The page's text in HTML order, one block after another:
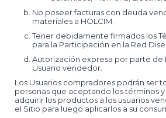
No poseer facturas con deuda
materiales a HOLCIM.
Tener debidamente firmados los
para la Participación en la Red
Autorización expresa por parte de
Usuario vendedor.
Los Usuarios compradores podrán ser
personas que aceptando los términos
adquirir los productos a los usuarios
el Sitio para luego aplicarlos a su